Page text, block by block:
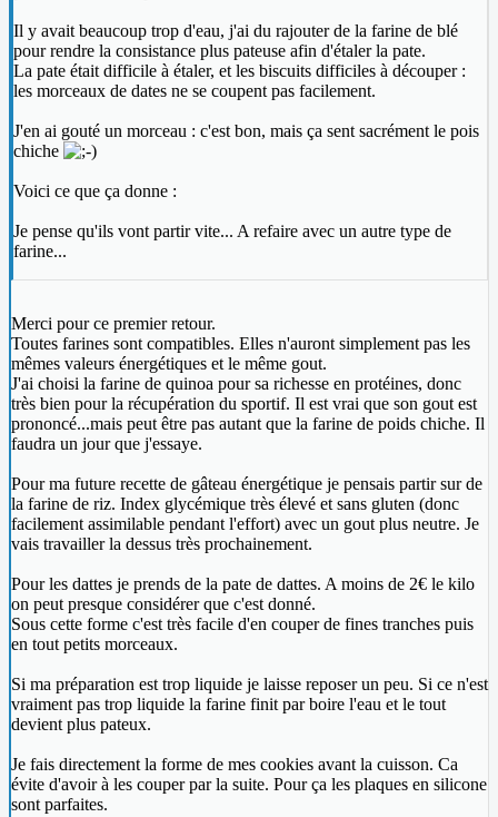
Il y avait beaucoup trop d'eau, j'ai du rajouter de la farine de blé
pour rendre la consistance plus pateuse afin d'étaler la pate.
La pate était difficile à étaler, et les biscuits difficiles à découper :
les morceaux de dates ne se coupent pas facilement.
J'en ai gouté un morceau : c'est bon, mais ça sent sacrément le pois
chiche
Voici ce que ça donne :
Je pense qu'ils vont partir vite... A refaire avec un autre type de
farine...
Merci pour ce premier retour.
Toutes farines sont compatibles. Elles n'auront simplement pas les
mêmes valeurs énergétiques et le même gout.
J'ai choisi la farine de quinoa pour sa richesse en protéines, donc
très bien pour la récupération du sportif. Il est vrai que son gout est
prononcé...mais peut être pas autant que la farine de poids chiche. Il
faudra un jour que j'essaye.
Pour ma future recette de gâteau énergétique je pensais partir sur de
la farine de riz. Index glycémique très élevé et sans gluten (donc
facilement assimilable pendant l'effort) avec un gout plus neutre. Je
vais travailler la dessus très prochainement.
Pour les dattes je prends de la pate de dattes. A moins de 2€ le kilo
on peut presque considérer que c'est donné.
Sous cette forme c'est très facile d'en couper de fines tranches puis
en tout petits morceaux.
Si ma préparation est trop liquide je laisse reposer un peu. Si ce n'est
vraiment pas trop liquide la farine finit par boire l'eau et le tout
devient plus pateux.
Je fais directement la forme de mes cookies avant la cuisson. Ca
évite d'avoir à les couper par la suite. Pour ça les plaques en silicone
sont parfaites.